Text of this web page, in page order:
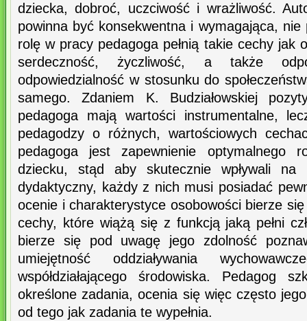
dziecka, dobroć, uczciwość i wrażliwość.
powinna być konsekwentna i wymagająca, nie
rolę w pracy pedagoga pełnią takie cechy jak
serdeczność, życzliwość, a także
odpowiedzialność w stosunku do
samego. Zdaniem K. Budziałowskiej
pedagoga mają wartości instrumentalne,
pedagodzy o różnych, wartościowych
pedagoga jest zapewnienie optymalnego
dziecku, stąd aby skutecznie wpływali na
dydaktyczny, każdy z nich musi posiadać
ocenie i charakterystyce osobowości bierze
cechy, które wiążą się z funkcją jaką pełni
bierze się pod uwagę jego zdolność
umiejętność oddziaływania
współdziałającego środowiska. Pedagog
określone zadania, ocenia się więc często
od tego jak zadania te wypełnia.